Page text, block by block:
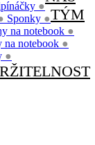
●
Sponky ●
na notebook ●
na notebook ●
●
TÝM